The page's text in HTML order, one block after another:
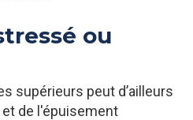
ou
supérieurs peut d’ailleurs
de l'épuisement